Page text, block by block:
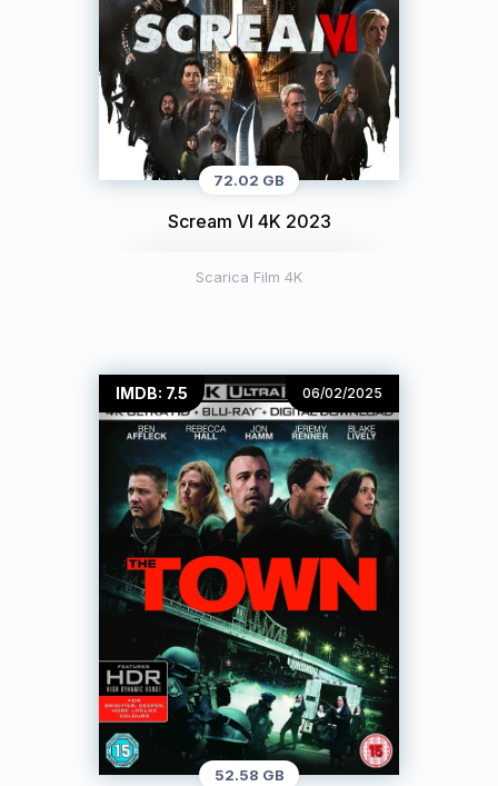
72.02 GB
Scream VI 4K 2023
Scarica Film 4K
IMDB: 7.5 06/02/2025
52.58 GB